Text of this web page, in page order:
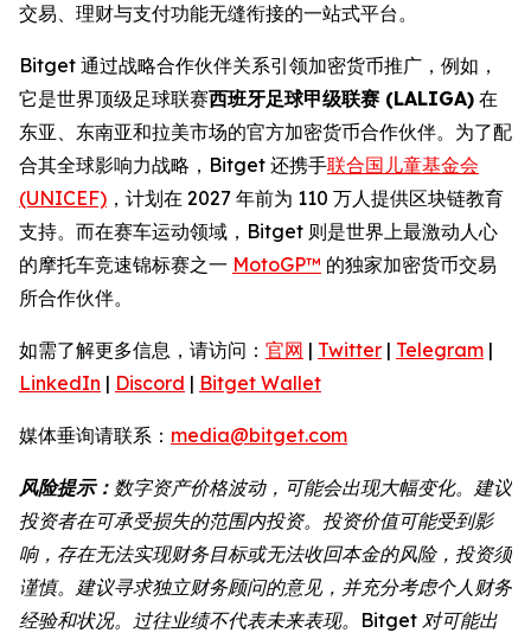
交易、理财与支付功能无缝衔接的一站式平台。
Bitget 通过战略合作伙伴关系引领加密货币推广，例如，
它是世界顶级足球联赛西班牙足球甲级联赛 (LALIGA) 在
东亚、东南亚和拉美市场的官方加密货币合作伙伴。为了配
合其全球影响力战略，Bitget 还携手联合国儿童基金会
(UNICEF) ，计划在 2027 年前为 110 万人提供区块链教育
支持。而在赛车运动领域，Bitget 则是世界上最激动人心
的摩托车竞速锦标赛之一 MotoGP™ 的独家加密货币交易
所合作伙伴。
如需了解更多信息，请访问： 官网 | Twitter | Telegram |
LinkedIn | Discord | Bitget Wallet
媒体垂询请联系： media@bitget.com
风险提示： 数字资产价格波动，可能会出现大幅变化。建议
投资者在可承受损失的范围内投资。投资价值可能受到影
响，存在无法实现财务目标或无法收回本金的风险，投资须
谨慎。建议寻求独立财务顾问的意见，并充分考虑个人财务
经验和状况。过往业绩不代表未来表现。Bitget 对可能出